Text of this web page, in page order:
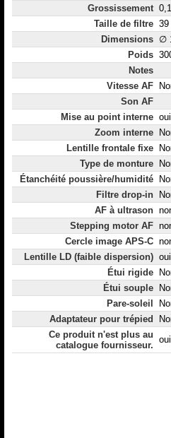
Grossissement
Taille de filtre 39
Dimensions ∅
Poids
Notes
Vitesse AF
Son AF
Mise au point interne oui
Zoom interne
Lentille frontale fixe
Type de monture
Étanchéité poussière/humidité
Filtre drop-in
AF à ultrason
Stepping motor AF
Cercle image APS-C
Lentille LD (faible dispersion) oui
Étui rigide
Étui souple
Pare-soleil
Adaptateur pour trépied
Ce produit n'est plus au
catalogue fournisseur.
oui